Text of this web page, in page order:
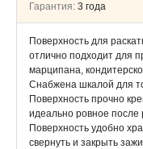
Гарантия: 3 года
Поверхность для
отлично подходит для
марципана,
Снабжена шкалой для
Поверхность прочно
идеально ровное после
Поверхность удобно
свернуть и закрыть